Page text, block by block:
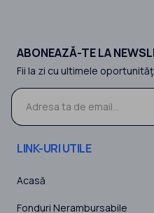
ABONEAZĂ-TE LA
Fii la zi cu ultimele
LINK-URI UTILE
Acasă
Fonduri Nerambursabile